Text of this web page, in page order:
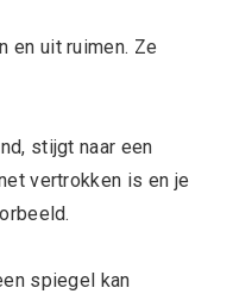
en uit ruimen. Ze
stijgt naar een
vertrokken is en je
spiegel kan